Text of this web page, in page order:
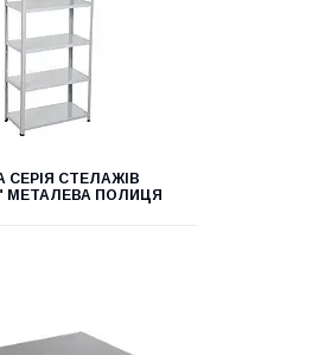
СЕРІЯ СТЕЛАЖІВ
МЕТАЛЕВА ПОЛИЦЯ